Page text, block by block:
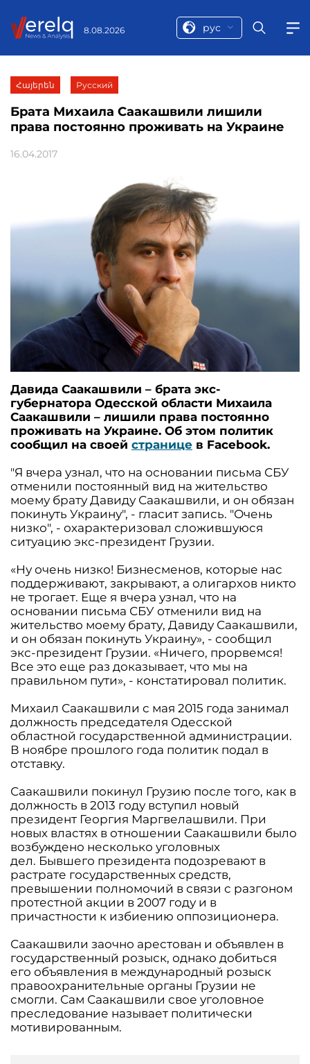
8.08.2026 рус
Հայերեն Русский
Брата Михаила Саакашвили лишили
права постоянно проживать на Украине
16.04.2017
Давида Саакашвили – брата экс-
губернатора Одесской области Михаила
Саакашвили – лишили права постоянно
проживать на Украине. Об этом политик
сообщил на своей странице в Facebook.
"Я вчера узнал, что на основании письма СБУ
отменили постоянный вид на жительство
моему брату Давиду Саакашвили, и он обязан
покинуть Украину", - гласит запись. "Очень
низко", - охарактеризовал сложившуюся
ситуацию экс-президент Грузии.
«Ну очень низко! Бизнесменов, которые нас
поддерживают, закрывают, а олигархов никто
не трогает. Еще я вчера узнал, что на
основании письма СБУ отменили вид на
жительство моему брату, Давиду Саакашвили,
и он обязан покинуть Украину», - сообщил
экс-президент Грузии. «Ничего, прорвемся!
Все это еще раз доказывает, что мы на
правильном пути», - констатировал политик.
Михаил Саакашвили с мая 2015 года занимал
должность председателя Одесской
областной государственной администрации.
В ноябре прошлого года политик подал в
отставку.
Саакашвили покинул Грузию после того, как в
должность в 2013 году вступил новый
президент Георгия Маргвелашвили. При
новых властях в отношении Саакашвили было
возбуждено несколько уголовных
дел. Бывшего президента подозревают в
растрате государственных средств,
превышении полномочий в связи с разгоном
протестной акции в 2007 году и в
причастности к избиению оппозиционера.
Саакашвили заочно арестован и объявлен в
государственный розыск, однако добиться
его объявления в международный розыск
правоохранительные органы Грузии не
смогли. Сам Саакашвили свое уголовное
преследование называет политически
мотивированным.